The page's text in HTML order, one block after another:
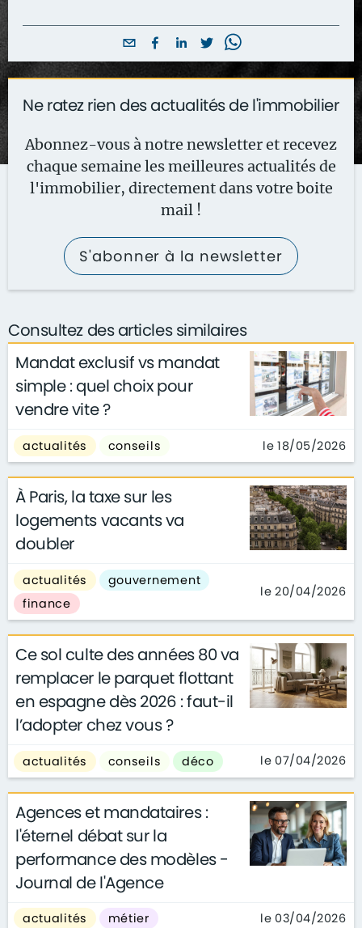
Ne ratez rien des actualités de l'immobilier
Abonnez-vous à notre newsletter et recevez
chaque semaine les meilleures actualités de
l'immobilier, directement dans votre boite
mail !
S'abonner à la newsletter
Consultez des articles similaires
Mandat exclusif vs mandat
simple : quel choix pour
vendre vite ?
actualités conseils le 18/05/2026
À Paris, la taxe sur les
logements vacants va
doubler
actualités
gouvernement
finance
le 20/04/2026
Ce sol culte des années 80 va
remplacer le parquet flottant
en espagne dès 2026 : faut-il
l’adopter chez vous ?
actualités conseils déco le 07/04/2026
Agences et mandataires :
l'éternel débat sur la
performance des modèles -
Journal de l'Agence
actualités métier le 03/04/2026